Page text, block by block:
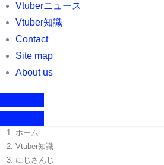
Vtuberニュース
Vtuber知識
Contact
Site map
About us
ホーム
Vtuber知識
にじさんじ